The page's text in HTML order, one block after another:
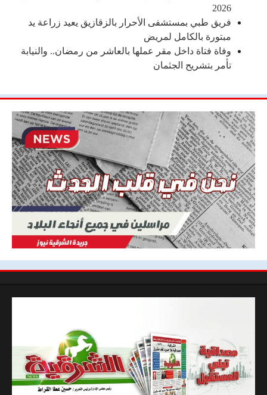
2026
فريق طبي بمستشفى الأحرار بالزقازيق يعيد زراعة يد
مبتورة بالكامل لمريض
وفاة فتاة داخل مقر عملها بالعاشر من رمضان.. والنيابة
تأمر بتشريح الجثمان